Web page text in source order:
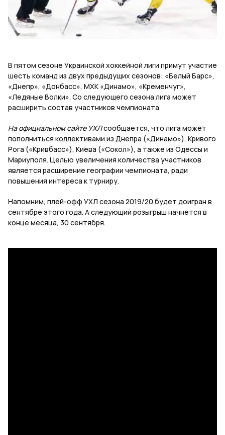
В пятом сезоне Украинской хоккейной лиги примут участие
шесть команд из двух предыдущих сезонов: «Белый Барс»,
«Днепр», «Донбасс», МХК «Динамо», «Кременчуг»,
«Ледяные Волки». Со следующего сезона лига может
расширить состав участников чемпионата.
На официальном сайте УХЛсообщается, что лига может
пополниться коллективами из Днепра («Динамо»), Кривого
Рога («Кривбасс»), Киева («Сокол»), а также из Одессы и
Мариуполя. Целью увеличения количества участников
является расширение географии чемпионата, ради
повышения интереса к турниру.
Напомним, плей-офф УХЛ сезона 2019/20 будет доигран в
сентябре этого года. А следующий розыгрыш начнется в
конце месяца, 30 сентября.